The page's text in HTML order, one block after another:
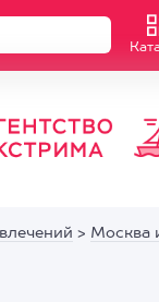
> Москва